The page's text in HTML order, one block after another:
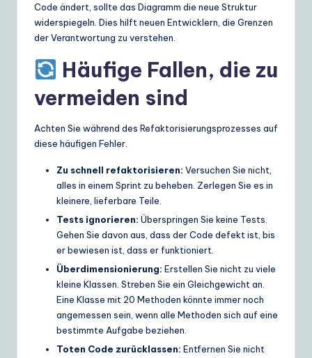
Code ändert, sollte das Diagramm die neue Struktur
widerspiegeln. Dies hilft neuen Entwicklern, die Grenzen
der Verantwortung zu verstehen.
Häufige Fallen, die zu
vermeiden sind
Achten Sie während des Refaktorisierungsprozesses auf
diese häufigen Fehler.
Zu schnell refaktorisieren: Versuchen Sie nicht,
alles in einem Sprint zu beheben. Zerlegen Sie es in
kleinere, lieferbare Teile.
Tests ignorieren: Überspringen Sie keine Tests.
Gehen Sie davon aus, dass der Code defekt ist, bis
er bewiesen ist, dass er funktioniert.
Überdimensionierung: Erstellen Sie nicht zu viele
kleine Klassen. Streben Sie ein Gleichgewicht an.
Eine Klasse mit 20 Methoden könnte immer noch
angemessen sein, wenn alle Methoden sich auf eine
bestimmte Aufgabe beziehen.
Toten Code zurücklassen: Entfernen Sie nicht